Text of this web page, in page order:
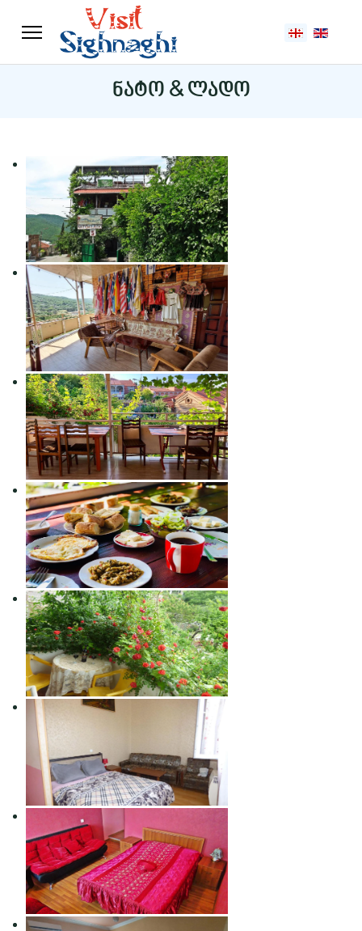
აირჩიეთ ენა
ნატო & ლადო